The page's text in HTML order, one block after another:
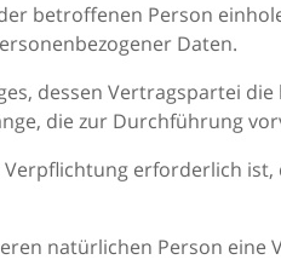
betroffenen Person
Daten.
dessen Vertragspartei
die zur Durchführung
erforderlich
natürlichen Person